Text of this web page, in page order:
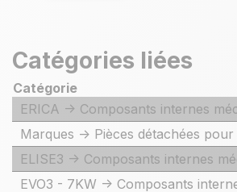
Catégories liées
Catégorie
ERICA -> Composants internes
Marques -> Pièces détachées
ELISE3 -> Composants internes
EVO3 - 7KW -> Composants